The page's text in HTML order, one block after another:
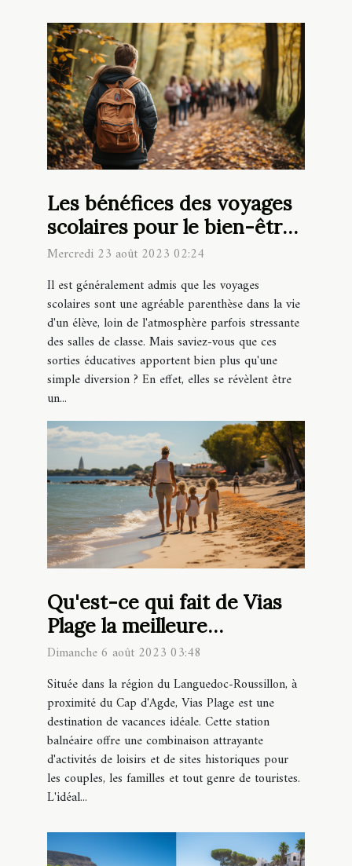
Les bénéfices des voyages
scolaires pour le bien-être
des élèves
Mercredi 23 août 2023 02:24
Il est généralement admis que les voyages
scolaires sont une agréable parenthèse dans la vie
d'un élève, loin de l'atmosphère parfois stressante
des salles de classe. Mais saviez-vous que ces
sorties éducatives apportent bien plus qu'une
simple diversion ? En effet, elles se révèlent être
un...
Qu'est-ce qui fait de Vias
Plage la meilleure
destination pour vos
vacances en famille ?
Dimanche 6 août 2023 03:48
Située dans la région du Languedoc-Roussillon, à
proximité du Cap d'Agde, Vias Plage est une
destination de vacances idéale. Cette station
balnéaire offre une combinaison attrayante
d'activités de loisirs et de sites historiques pour
les couples, les familles et tout genre de touristes.
L'idéal...